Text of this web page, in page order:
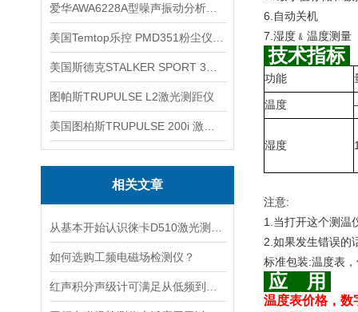
图帕斯TRUPULSE L2激光测距仪
相关文章
如何选购工频电磁场检测仪？
6. 自动关机
7. 湿度﹠温度测量
技术指标
功能
温度
湿度
注意:
1. 当打开这个测温
2. 如果发生错误的
标准包装:温度表
应 用
温度表价格，数